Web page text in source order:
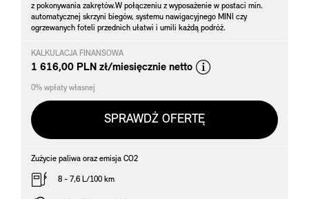
z pokonywania zakrętów.W połączeniu z wyposażenie w postaci min.
automatycznej skrzyni biegów, systemu nawigacyjnego MINI czy
ogrzewanych foteli przednich ułatwi i umili każdą podróż.
KALKULACJA FINANSOWA
1 616,00 PLN zł/miesięcznie netto
0% wpłaty własnej
SPRAWDŹ OFERTĘ
Zużycie paliwa oraz emisja CO2
8 - 7,6 L/100 km